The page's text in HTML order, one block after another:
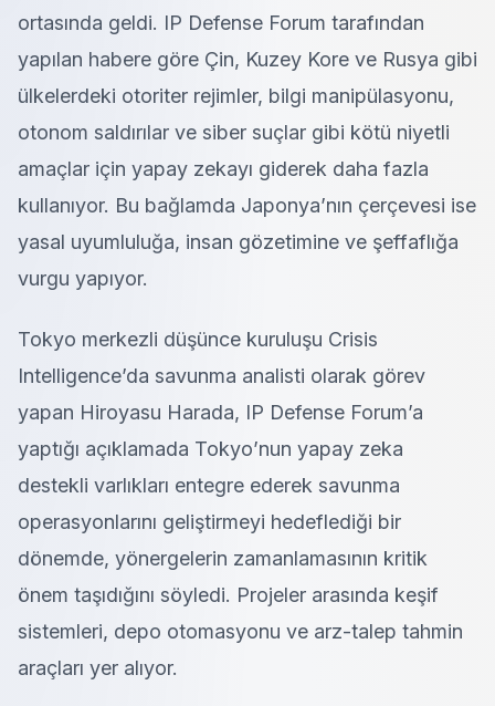
ortasında geldi. IP Defense Forum tarafından
yapılan habere göre Çin, Kuzey Kore ve Rusya gibi
ülkelerdeki otoriter rejimler, bilgi manipülasyonu,
otonom saldırılar ve siber suçlar gibi kötü niyetli
amaçlar için yapay zekayı giderek daha fazla
kullanıyor. Bu bağlamda Japonya’nın çerçevesi ise
yasal uyumluluğa, insan gözetimine ve şeffaflığa
vurgu yapıyor.
Tokyo merkezli düşünce kuruluşu Crisis
Intelligence’da savunma analisti olarak görev
yapan Hiroyasu Harada, IP Defense Forum’a
yaptığı açıklamada Tokyo’nun yapay zeka
destekli varlıkları entegre ederek savunma
operasyonlarını geliştirmeyi hedeflediği bir
dönemde, yönergelerin zamanlamasının kritik
önem taşıdığını söyledi. Projeler arasında keşif
sistemleri, depo otomasyonu ve arz-talep tahmin
araçları yer alıyor.